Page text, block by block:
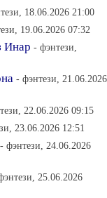
18.06.2026 21:00
19.06.2026 07:32
Инар - фэнтези,
- фэнтези, 21.06.2026
22.06.2026 09:15
23.06.2026 12:51
- фэнтези, 24.06.2026
25.06.2026